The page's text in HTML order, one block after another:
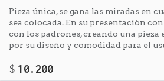
Pieza única, se gana las miradas en
sea colocada. En su presentación
con los padrones, creando una pieza
por su diseño y comodidad para el
$10.200